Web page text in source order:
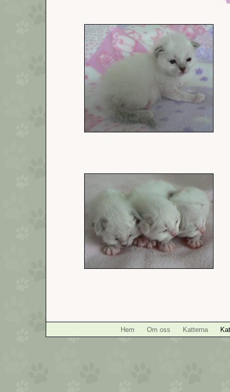
Hem Om oss Katterna